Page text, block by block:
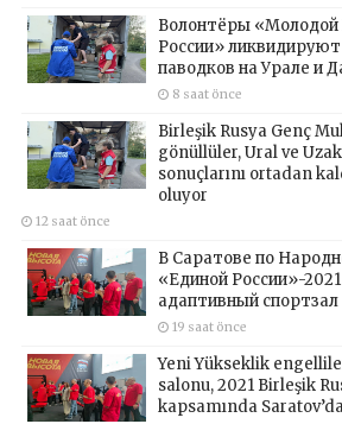
Волонтёры «Молодой
России»
паводков на Урале и
8 saat önce
Birleşik Rusya Genç
gönüllüler, Ural ve
sonuçlarını ortadan
oluyor
12 saat önce
В Саратове по
«Единой России»-
адаптивный
19 saat önce
Yeni Yükseklik
salonu, 2021 Birleşik
kapsamında